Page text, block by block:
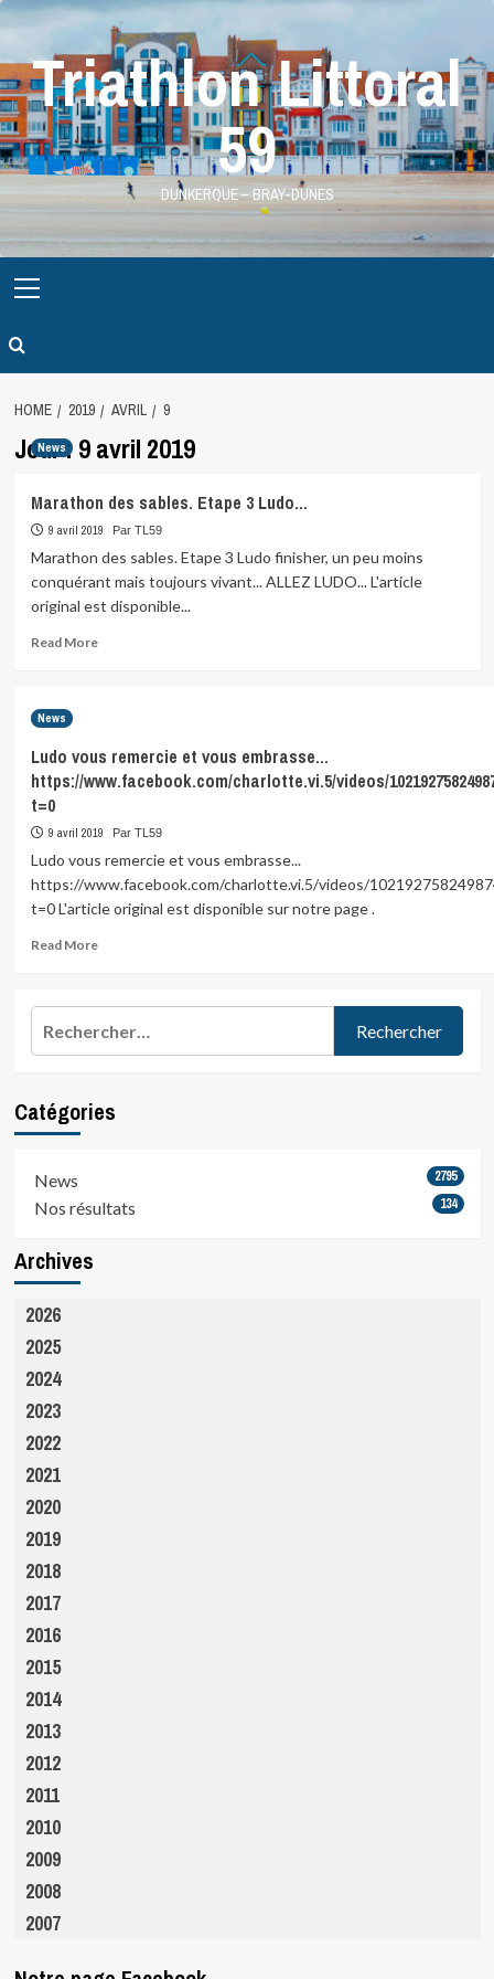
Skip
contentTriathlon Littoral
59
DUNKERQUE – BRAY-DUNES
Menu
HOME 2019 AVRIL 9
Jour :9 avril 2019
News
Marathon des sables. Etape 3 Ludo…
9 avril 2019 Par TL59
Marathon des sables. Etape 3 Ludo finisher, un peu moins
conquérant mais toujours vivant... ALLEZ LUDO... L'article
original est disponible...
Read MoreRead
Etape
3
News
Ludo vous remercie et vous embrasse…
https://www.facebook.com/charlotte.vi.5/videos/
t=0
9 avril 2019 Par TL59
Ludo vous remercie et vous embrasse...
https://www.facebook.com/charlotte.vi.5/videos/
t=0 L'article original est disponible sur notre page .
Read MoreRead
Ludo
vous
embrasse…
Catégories
News 2795
Nos résultats 134
Archives
2026
2025
2024
2023
2022
2021
2020
2019
2018
2017
2016
2015
2014
2013
2012
2011
2010
2009
2008
2007